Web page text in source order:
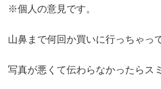
※個人の意見です。
山鼻まで何回か買いに行っちゃっ
写真が悪くて伝わらなかったらス